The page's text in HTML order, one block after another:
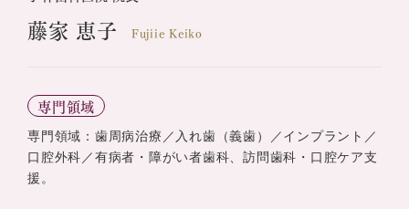
藤家 恵子 Fujiie Keiko
専門領域
専門領域：歯周病治療／入れ歯（義歯）／インプラント／
口腔外科／有病者・障がい者歯科、訪問歯科・口腔ケア支
援。